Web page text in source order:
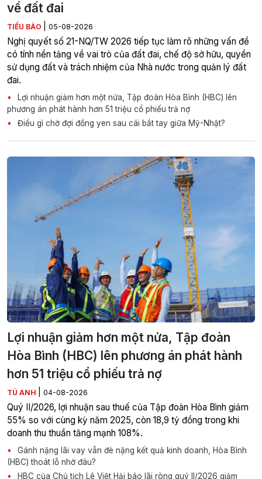
về đất đai
TIỂU BẢO 05-08-2026
Nghị quyết số 21-NQ/TW 2026 tiếp tục làm rõ những vấn đề
có tính nền tảng về vai trò của đất đai, chế độ sở hữu, quyền
sử dụng đất và trách nhiệm của Nhà nước trong quản lý đất
đai.
Lợi nhuận giảm hơn một nửa, Tập đoàn Hòa Bình (HBC) lên
phương án phát hành hơn 51 triệu cổ phiếu trả nợ
Điều gì chờ đợi đồng yen sau cái bắt tay giữa Mỹ-Nhật?
Lợi nhuận giảm hơn một nửa, Tập đoàn
Hòa Bình (HBC) lên phương án phát hành
hơn 51 triệu cổ phiếu trả nợ
TÚ ANH 04-08-2026
Quý II/2026, lợi nhuận sau thuế của Tập đoàn Hòa Bình giảm
55% so với cùng kỳ năm 2025, còn 18,9 tỷ đồng trong khi
doanh thu thuần tăng mạnh 108%.
Gánh nặng lãi vay vẫn đè nặng kết quả kinh doanh, Hòa Bình
(HBC) thoát lỗ nhờ đâu?
HBC của Chủ tịch Lê Việt Hải báo lãi ròng quý II/2026 giảm